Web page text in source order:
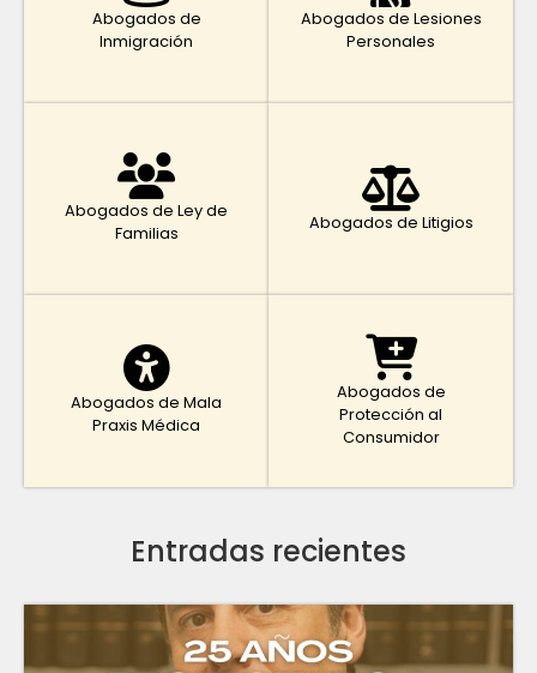
Abogados de
Inmigración
Abogados de Lesiones
Personales
Abogados de Ley de
Familias
Abogados de Litigios
Abogados de Mala
Praxis Médica
Abogados de
Protección al
Consumidor
Entradas recientes